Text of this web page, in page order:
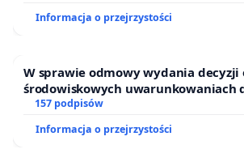
Informacja o przejrzystości
W sprawie odmowy wydania decyzji
środowiskowych uwarunkowaniach
zakładu wytwarzania biometanu
Ostrowiu Południowym oraz
Puszczy Knyszyńskiej
157 podpisów
Informacja o przejrzystości